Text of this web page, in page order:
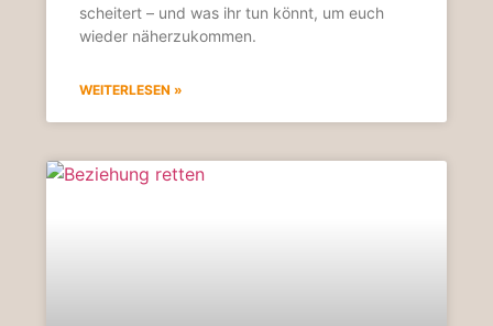
scheitert – und was ihr tun könnt, um euch
wieder näherzukommen.
WEITERLESEN »